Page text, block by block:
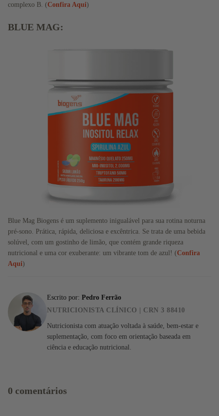
complexo B. (Confira Aqui)
BLUE MAG:
Blue Mag Biogens é um suplemento inigualável para sua rotina noturna
pré-sono. Prática, rápida, deliciosa e excêntrica. Se trata de uma bebida
solúvel, com um gostinho de limão, que contém grande riqueza
nutricional e uma cor exuberante: um vibrante tom de azul! (Confira
Aqui)
Escrito por: Pedro Ferrão
NUTRICIONISTA CLÍNICO | CRN 3 88410
Nutricionista com atuação voltada à saúde, bem-estar e
suplementação, com foco em orientação baseada em
ciência e educação nutricional.
0 comentários